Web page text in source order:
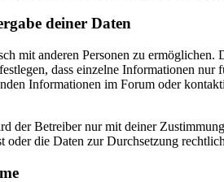
deiner Daten
mit anderen Personen zu
dass einzelne Informationen
Informationen im Forum oder
der Betreiber nur mit deiner
die Daten zur Durchsetzung